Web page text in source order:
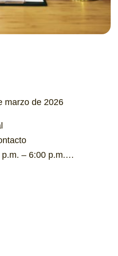
marzo de 2026
– 6:00 p.m.